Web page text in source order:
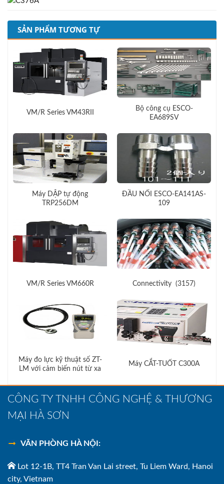
SẢN PHẨM TƯƠNG TỰ
VM/R Series VM43RII
Bộ công cụ ESCO-
EA689SV
Máy DẬP tự động
TRP256DM
ĐẦU NỐI ESCO-EA141AS-
109
VM/R Series VM660R Connectivity (3157)
Máy đo lực kỹ thuật số ZT-
LM với cảm biến nút từ xa
Máy CẮT-TUỐT C300A
CÔNG TY TNHH CÔNG NGHỆ & THƯƠNG
MẠI HÀ SƠN
VĂN PHÒNG HÀ NỘI:
Lot 12-1B, TT4 Tran Van Lai street, Tu Liem Ward, Hanoi
city, Vietnam